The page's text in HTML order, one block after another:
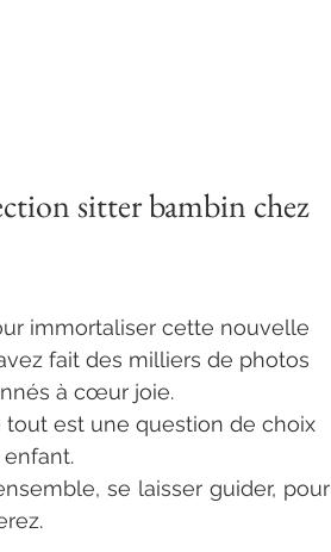
sitter bambin chez
immortaliser cette nouvelle
fait des milliers de photos
à cœur joie.
est une question de choix
se laisser guider, pour